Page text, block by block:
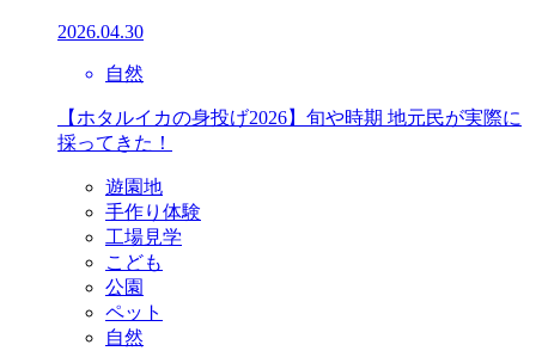
2026.04.30
自然
【ホタルイカの身投げ2026】旬や時期 地元民が実際に
採ってきた！
遊園地
手作り体験
工場見学
こども
公園
ペット
自然